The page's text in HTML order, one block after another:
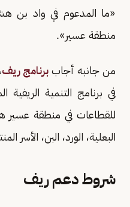
«ما المدعوم في واد بن
منطقة عسير».
من جانبه أجاب برنامج ريف
في برنامج التنمية
للقطاعات في منطقة عسير
البعلية، الورد، البن، الأسر
شروط دعم ريف